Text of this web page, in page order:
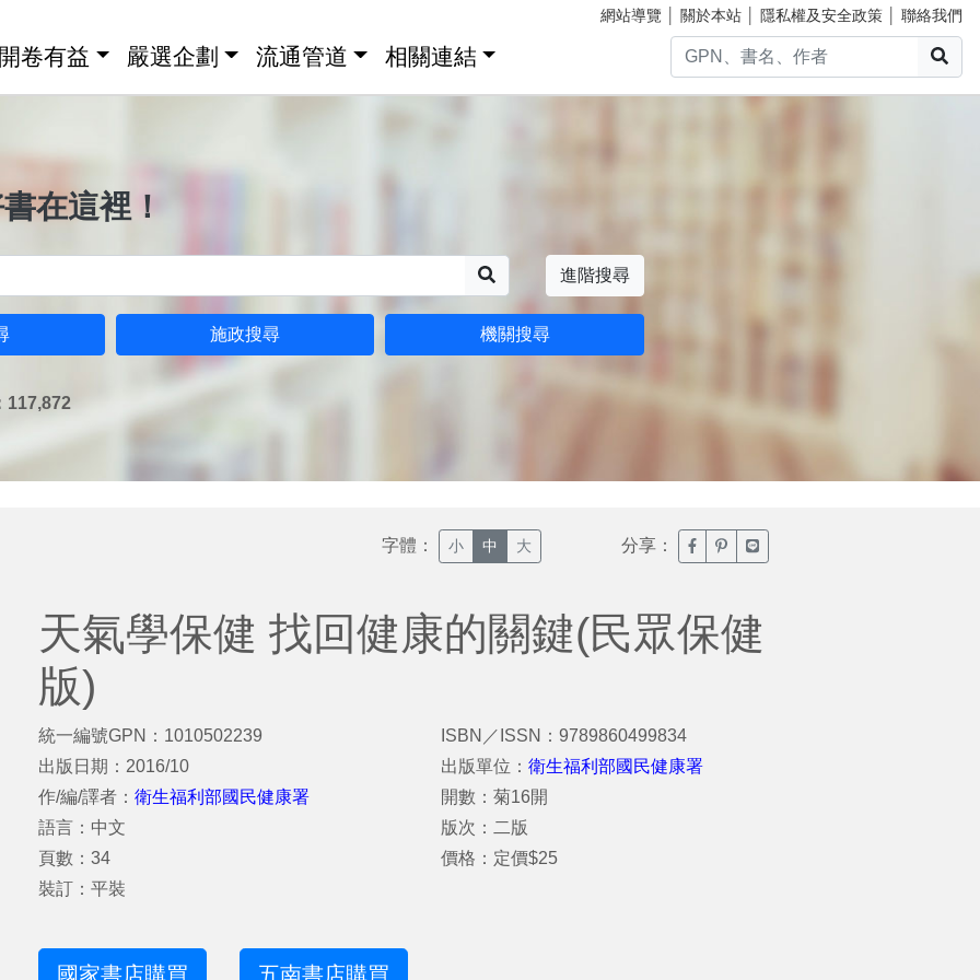
網站導覽 關於本站 隱私權及安全政策 聯絡我們
卷有益 嚴選企劃 流通管道 相關連結
在這裡！
進階搜尋
施政搜尋 機關搜尋
117,872
字體： 小 中 大 分享： 臉書分享(另開新視窗)
噗浪分享(另開新視窗)
Line分享(另開新視窗)
天氣學保健 找回健康的關鍵(民眾保健
版)
統一編號GPN：1010502239
出版日期：2016/10
作/編/譯者： 衛生福利部國民健康署
語言：中文
頁數：34
裝訂：平裝
ISBN／ISSN：9789860499834
出版單位：衛生福利部國民健康署
開數：菊16開
版次：二版
價格：定價$25
國家書店購買 五南書店購買